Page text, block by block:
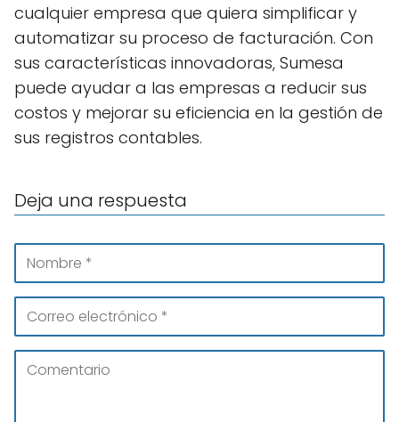
cualquier empresa que quiera simplificar y
automatizar su proceso de facturación. Con
sus características innovadoras, Sumesa
puede ayudar a las empresas a reducir sus
costos y mejorar su eficiencia en la gestión de
sus registros contables.
Deja una respuesta